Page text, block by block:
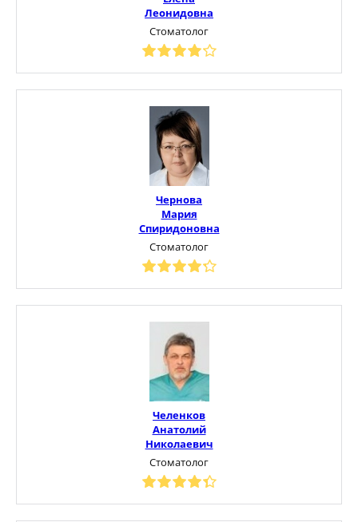
Леонидовна
Стоматолог
Чернова
Мария
Спиридоновна
Стоматолог
Челенков
Анатолий
Николаевич
Стоматолог